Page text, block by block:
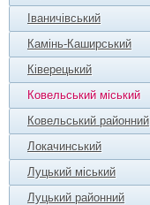
Іваничівський
Камінь-Каширський
Ківерецький
Ковельський міський
Ковельський районний
Локачинський
Луцький міський
Луцький районний